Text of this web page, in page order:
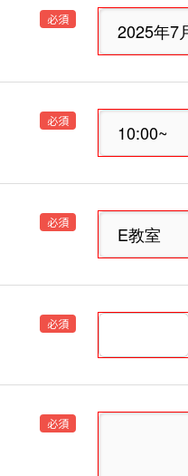
必須
必須
必須
必須
必須